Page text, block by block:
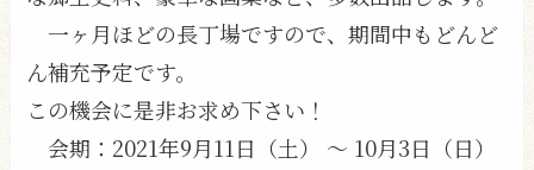
一ヶ月ほどの長丁場ですので、期間中もどんど
ん補充予定です。
この機会に是非お求め下さい！
会期：2021年9月11日（土） 〜 10月3日（日）